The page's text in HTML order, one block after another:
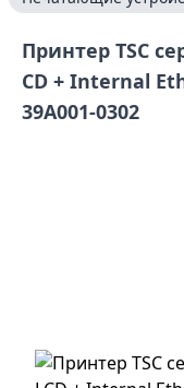
Принтер TSC
CD + Internal
39A001-0302